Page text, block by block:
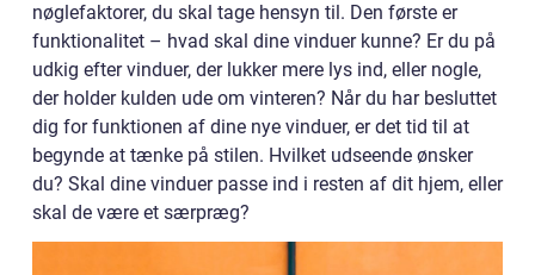
nøglefaktorer, du skal tage hensyn til. Den første er
funktionalitet – hvad skal dine vinduer kunne? Er du på
udkig efter vinduer, der lukker mere lys ind, eller nogle,
der holder kulden ude om vinteren? Når du har besluttet
dig for funktionen af dine nye vinduer, er det tid til at
begynde at tænke på stilen. Hvilket udseende ønsker
du? Skal dine vinduer passe ind i resten af dit hjem, eller
skal de være et særpræg?